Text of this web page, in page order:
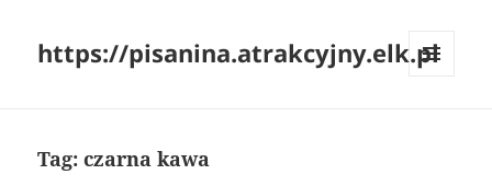
https://pisanina.atrakcyjny.elk.pl
Tag:czarna kawa